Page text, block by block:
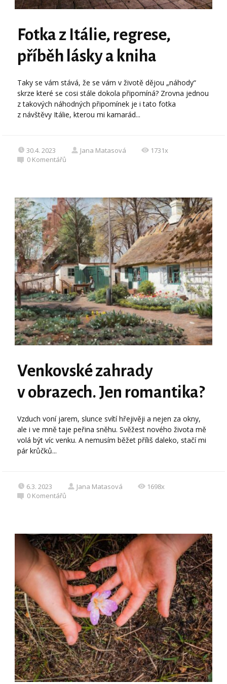
Fotka z Itálie, regrese,
příběh lásky a kniha
Taky se vám stává, že se vám v životě dějou „náhody“
skrze které se cosi stále dokola připomíná? Zrovna jednou
z takových náhodných připomínek je i tato fotka
z návštěvy Itálie, kterou mi kamarád...
30.4. 2023 Jana Matasová
1731x
0 Komentářů
Venkovské zahrady
v obrazech. Jen romantika?
Vzduch voní jarem, slunce svítí hřejivěji a nejen za okny,
ale i ve mně taje peřina sněhu. Svěžest nového života mě
volá být víc venku. A nemusím běžet příliš daleko, stačí mi
pár krůčků...
6.3. 2023 Jana Matasová
1698x
0 Komentářů